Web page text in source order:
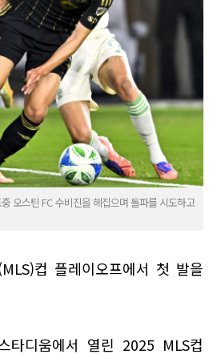
오스틴 FC 수비진을 헤집으며 돌파를 시도하고
컵 플레이오프에서 첫 발을
타디움에서 열린 2025 MLS컵